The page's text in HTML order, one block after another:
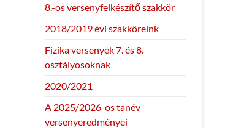
8.-os versenyfelkészítő szakkör
2018/2019 évi szakköreink
Fizika versenyek 7. és 8.
osztályosoknak
2020/2021
A 2025/2026-os tanév
versenyeredményei